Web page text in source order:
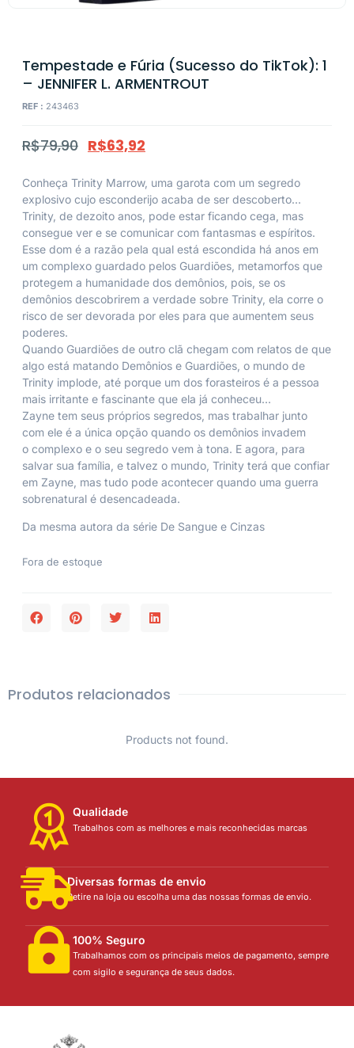
Tempestade e Fúria (Sucesso do TikTok): 1
– JENNIFER L. ARMENTROUT
REF : 243463
R$79,90 R$63,92
Conheça Trinity Marrow, uma garota com um segredo
explosivo cujo esconderijo acaba de ser descoberto…
Trinity, de dezoito anos, pode estar ficando cega, mas
consegue ver e se comunicar com fantasmas e espíritos.
Esse dom é a razão pela qual está escondida há anos em
um complexo guardado pelos Guardiões, metamorfos que
protegem a humanidade dos demônios, pois, se os
demônios descobrirem a verdade sobre Trinity, ela corre o
risco de ser devorada por eles para que aumentem seus
poderes.
Quando Guardiões de outro clã chegam com relatos de que
algo está matando Demônios e Guardiões, o mundo de
Trinity implode, até porque um dos forasteiros é a pessoa
mais irritante e fascinante que ela já conheceu…
Zayne tem seus próprios segredos, mas trabalhar junto
com ele é a única opção quando os demônios invadem
o complexo e o seu segredo vem à tona. E agora, para
salvar sua família, e talvez o mundo, Trinity terá que confiar
em Zayne, mas tudo pode acontecer quando uma guerra
sobrenatural é desencadeada.
Da mesma autora da série De Sangue e Cinzas
Fora de estoque
Produtos relacionados
Products not found.
Qualidade
Trabalhos com as melhores e mais reconhecidas marcas
Diversas formas de envio
Retire na loja ou escolha uma das nossas formas de envio.
100% Seguro
Trabalhamos com os principais meios de pagamento, sempre
com sigilo e segurança de seus dados.